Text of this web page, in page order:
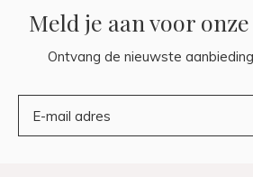
Meld je aan voor
Ontvang de nieuwste